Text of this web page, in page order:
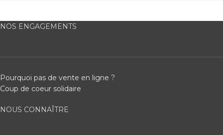
NOS ENGAGEMENTS
Pourquoi pas de vente en ligne ?
Coup de coeur solidaire
NOUS CONNAÎTRE